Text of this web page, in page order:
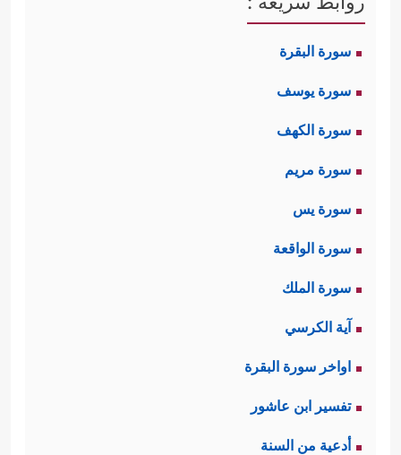
سورة البقرة
سورة يوسف
سورة الكهف
سورة مريم
سورة يس
سورة الواقعة
سورة الملك
آية الكرسي
اواخر سورة البقرة
تفسير ابن عاشور
أدعية من السنة